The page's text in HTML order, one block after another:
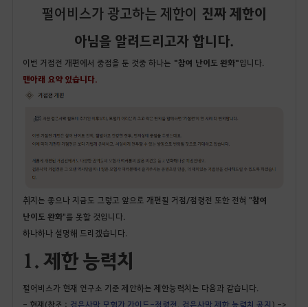
펄어비스가 광고하는 제한이 진짜 제한이
아님을 알려드리고자 합니다.
이번 거점전 개편에서 중점을 둔 것중 하나는 "참여 난이도 완화"입니다.
맨아래 요약 있습니다.
취지는 좋으나 지금도 그렇고 앞으로 개편될 거점/점령전 또한 전혀 "참여
난이도 완화"를 못할 것입니다.
하나하나 설명해 드리겠습니다.
1. 제한 능력치
펄어비스가 현재 연구소 기준 제안하는 제한능력치는 다음과 같습니다.
- 현재(참조 : 검은사막 모험가 가이드-점령전 검은사막 제한 능력치 공지) ->